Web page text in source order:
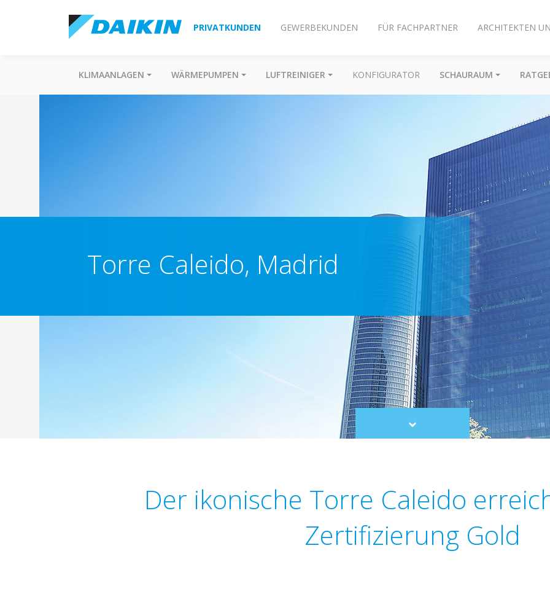
PRIVATKUNDEN GEWERBEKUNDEN FÜR FACHPARTNER ARCHITEKTEN
KLIMAANLAGEN WÄRMEPUMPEN LUFTREINIGER KONFIGURATOR SCHAURAUM
Torre Caleido, Madrid
Scroll
to
Der ikonische Torre Caleido
Zertifizierung Gold